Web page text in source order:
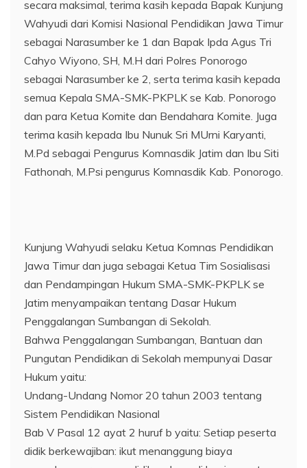
secara maksimal, terima kasih kepada Bapak Kunjung
Wahyudi dari Komisi Nasional Pendidikan Jawa Timur
sebagai Narasumber ke 1 dan Bapak Ipda Agus Tri
Cahyo Wiyono, SH, M.H dari Polres Ponorogo
sebagai Narasumber ke 2, serta terima kasih kepada
semua Kepala SMA-SMK-PKPLK se Kab. Ponorogo
dan para Ketua Komite dan Bendahara Komite. Juga
terima kasih kepada Ibu Nunuk Sri MUrni Karyanti,
M.Pd sebagai Pengurus Komnasdik Jatim dan Ibu Siti
Fathonah, M.Psi pengurus Komnasdik Kab. Ponorogo.
Kunjung Wahyudi selaku Ketua Komnas Pendidikan
Jawa Timur dan juga sebagai Ketua Tim Sosialisasi
dan Pendampingan Hukum SMA-SMK-PKPLK se
Jatim menyampaikan tentang Dasar Hukum
Penggalangan Sumbangan di Sekolah.
Bahwa Penggalangan Sumbangan, Bantuan dan
Pungutan Pendidikan di Sekolah mempunyai Dasar
Hukum yaitu:
Undang-Undang Nomor 20 tahun 2003 tentang
Sistem Pendidikan Nasional
Bab V Pasal 12 ayat 2 huruf b yaitu: Setiap peserta
didik berkewajiban: ikut menanggung biaya